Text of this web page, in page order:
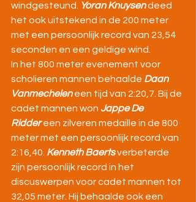
windgesteund.
Yoran Knuysen deed
het ook uitstekend in de 200 meter
met een persoonlijk record van 23,54
seconden en een geldige wind.
In het 800 meter evenement voor
scholieren mannen behaalde Daan
Vanmechelen een tijd van 2:20,7. Bij de
cadet mannen won Jappe De
Ridder een zilveren medaille in de 800
meter met een persoonlijk record van
2:16,40. Kenneth Baerts verbeterde
zijn persoonlijk record in het
discuswerpen voor cadet mannen tot
32,05 meter. Hij behaalde ook een